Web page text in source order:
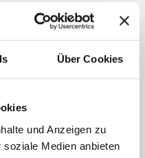
Über Cookies
und Anzeigen zu
Medien anbieten
zu kommen.
in einer
wenig Gold für neue
sagte mal treffend „Der
„Die USA haben
Ob die an „Bretton